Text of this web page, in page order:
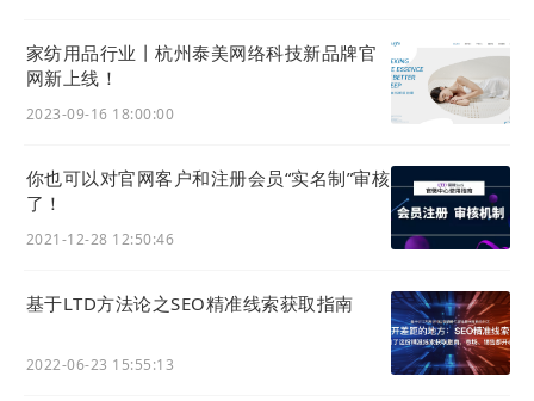
在设置页面中找到「公共头部内容」和「公共底部内
容」两个编辑框（通常使用富文本编辑器）。
3
在「公共头部内容」编辑框中，输入或设计需要在所
有移动分享页顶部展示的内容，如Logo、横幅广告、
重要提示等。
编辑底部内容
在「公共底部内容」编辑框中，输入或设计需要在所
有移动分享页底部展示的内容，如版权声明、联系方
家纺用品行业丨杭州泰美网络科技新品牌官
网新上线！
2023-09-16 18:00:00
你也可以对官网客户和注册会员“实名制”审核
了！
2021-12-28 12:50:46
基于LTD方法论之SEO精准线索获取指南
2022-06-23 15:55:13